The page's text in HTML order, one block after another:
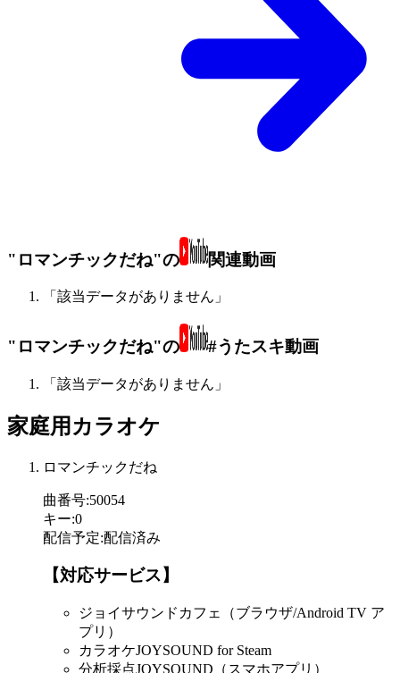
"ロマンチックだね"の 関連動画
「該当データがありません」
"ロマンチックだね"の #うたスキ動画
「該当データがありません」
家庭用カラオケ
ロマンチックだね
曲番号:50054
キー:0
配信予定:配信済み
【対応サービス】
ジョイサウンドカフェ（ブラウザ/Android TV ア
プリ）
カラオケJOYSOUND for Steam
分析採点JOYSOUND（スマホアプリ）